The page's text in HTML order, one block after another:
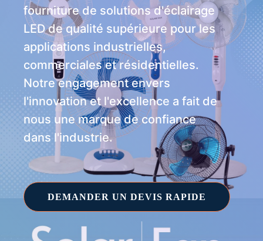
fourniture de solutions d'éclairage
LED de qualité supérieure pour les
applications industrielles,
commerciales et résidentielles.
Notre engagement envers
l'innovation et l'excellence a fait de
nous une marque de confiance
dans l'industrie.
DEMANDER UN DEVIS RAPIDE